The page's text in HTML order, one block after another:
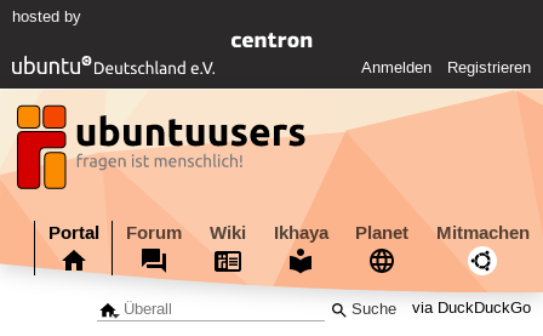
hosted by
Anmelden Registrieren
Portal Forum Wiki Ikhaya Planet Mitmachen
via DuckDuckGo